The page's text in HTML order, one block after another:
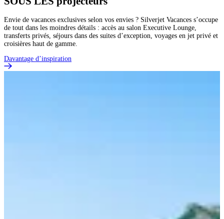
Envie de vacances exclusives selon vos envies ? Silverjet Vacances s’occupe
de tout dans les moindres détails : accès au salon Executive Lounge,
transferts privés, séjours dans des suites d’exception, voyages en jet privé et
croisières haut de gamme.
Davantage d’inspiration